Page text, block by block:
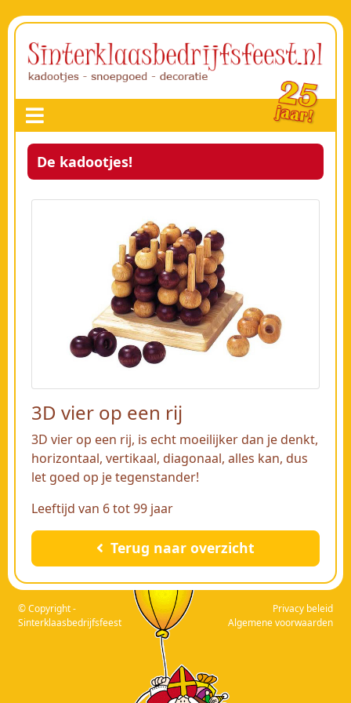
De kadootjes!
3D vier op een rij
3D vier op een rij, is echt moeilijker dan je denkt,
horizontaal, vertikaal, diagonaal, alles kan, dus
let goed op je tegenstander!
Leeftijd van 6 tot 99 jaar
Terug naar overzicht
© Copyright -
Sinterklaasbedrijfsfeest
Privacy beleid
Algemene voorwaarden